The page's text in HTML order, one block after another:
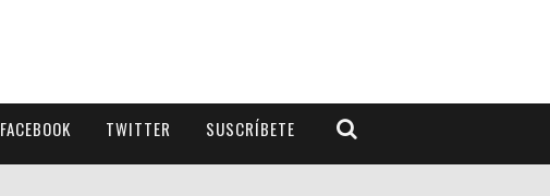
FACEBOOK TWITTER SUSCRÍBETE